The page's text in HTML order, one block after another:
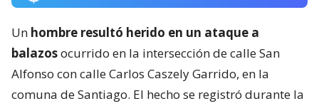
Un hombre resultó herido en un ataque a
balazosocurrido en la intersección de calle San
Alfonso con calle Carlos Caszely Garrido, en la
comuna de Santiago. El hecho se registró durante la